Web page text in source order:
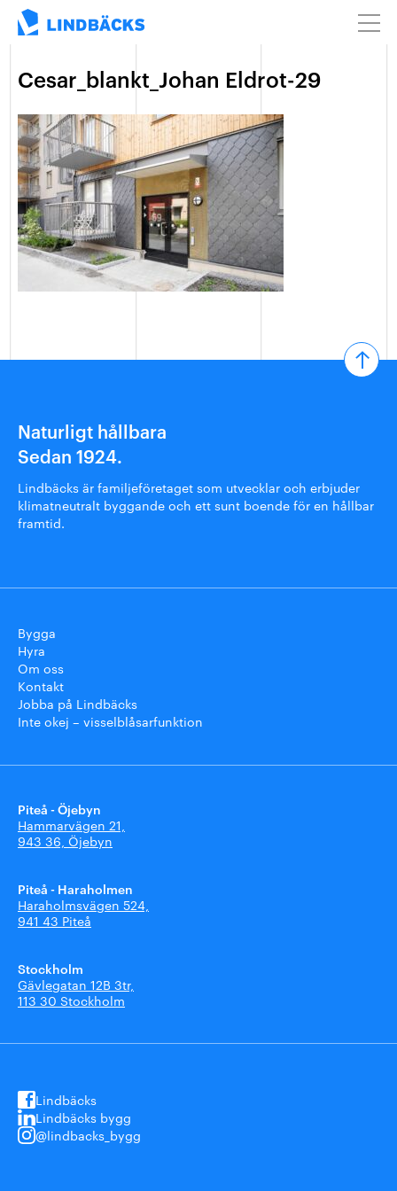
Cesar_blankt_Johan Eldrot-29
Naturligt hållbara
Sedan 1924.
Lindbäcks är familjeföretaget som utvecklar och erbjuder
klimatneutralt byggande och ett sunt boende för en hållbar
framtid.
Bygga
Hyra
Om oss
Kontakt
Jobba på Lindbäcks
Inte okej – visselblåsarfunktion
Piteå - Öjebyn
Hammarvägen 21,
943 36, Öjebyn
Piteå - Haraholmen
Haraholmsvägen 524,
941 43 Piteå
Stockholm
Gävlegatan 12B 3tr,
113 30 Stockholm
Lindbäcks
Lindbäcks bygg
@lindbacks_bygg